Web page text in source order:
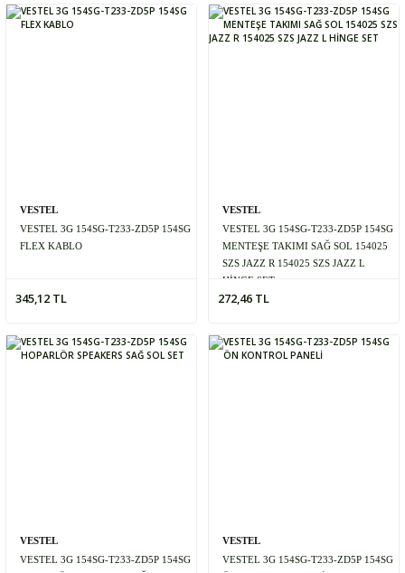
VESTEL
VESTEL 3G 154SG-T233-ZD5P 154SG
FLEX KABLO
345,12 TL
VESTEL
VESTEL 3G 154SG-T233-ZD5P 154SG
MENTEŞE TAKIMI SAĞ SOL 154025
SZS JAZZ R 154025 SZS JAZZ L
HİNGE SET
272,46 TL
VESTEL
VESTEL 3G 154SG-T233-ZD5P 154SG
VESTEL
VESTEL 3G 154SG-T233-ZD5P 154SG